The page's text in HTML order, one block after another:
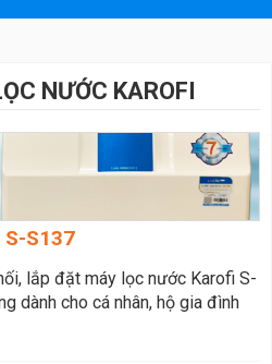
NƯỚC KAROFI
S137
lắp đặt máy lọc nước Karofi S-
dành cho cá nhân, hộ gia đình